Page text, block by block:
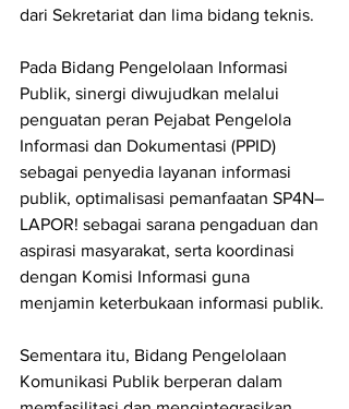
dari Sekretariat dan lima bidang teknis.
Pada Bidang Pengelolaan Informasi
Publik, sinergi diwujudkan melalui
penguatan peran Pejabat Pengelola
Informasi dan Dokumentasi (PPID)
sebagai penyedia layanan informasi
publik, optimalisasi pemanfaatan SP4N–
LAPOR! sebagai sarana pengaduan dan
aspirasi masyarakat, serta koordinasi
dengan Komisi Informasi guna
menjamin keterbukaan informasi publik.
Sementara itu, Bidang Pengelolaan
Komunikasi Publik berperan dalam